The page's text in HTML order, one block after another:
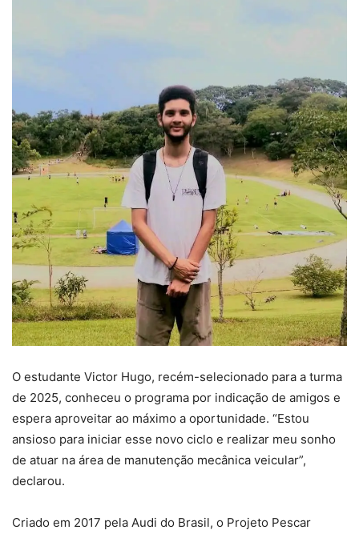
O estudante Victor Hugo, recém-selecionado para a turma
de 2025, conheceu o programa por indicação de amigos e
espera aproveitar ao máximo a oportunidade. “Estou
ansioso para iniciar esse novo ciclo e realizar meu sonho
de atuar na área de manutenção mecânica veicular”,
declarou.
Criado em 2017 pela Audi do Brasil, o Projeto Pescar